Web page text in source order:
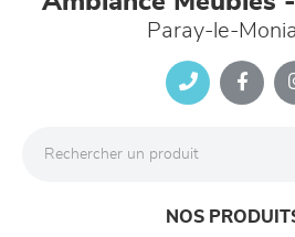
Paray-le-
NOS